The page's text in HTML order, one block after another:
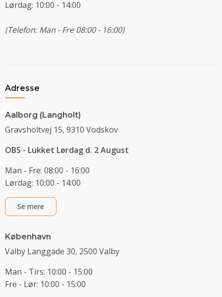
Lørdag: 10:00 - 14:00
(Telefon: Man - Fre 08:00 - 16:00)
Adresse
Aalborg (Langholt)
Gravsholtvej 15, 9310 Vodskov
OBS - Lukket Lørdag d. 2 August
Man - Fre: 08:00 - 16:00
Lørdag: 10:00 - 14:00
Se mere
København
Valby Langgade 30, 2500 Valby
Man - Tirs: 10:00 - 15:00
Fre - Lør: 10:00 - 15:00